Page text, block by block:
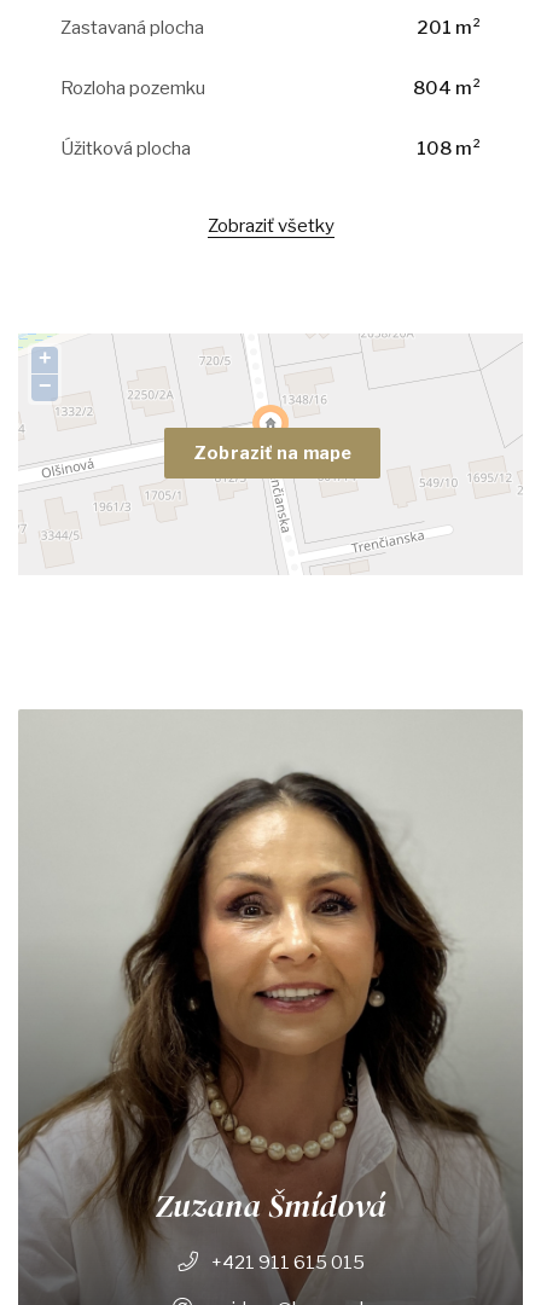
Zastavaná plocha 201 m²
Rozloha pozemku 804 m²
Úžitková plocha 108 m²
Zobraziť všetky
Zobraziť na mape
+
−
Zuzana Šmídová
+421 911 615 015